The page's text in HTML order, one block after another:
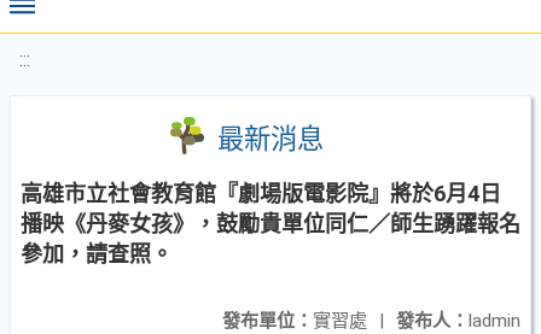
:::
最新消息
高雄市立社會教育館『劇場版電影院』將於6月4日
播映《丹麥女孩》，鼓勵貴單位同仁／師生踴躍報名
參加，請查照。
發布人： ladmin
發布單位： 實習處 |